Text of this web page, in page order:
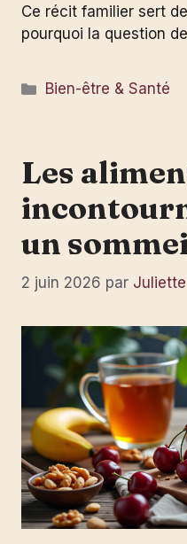
Ce récit familier sert
pourquoi la question
Catégories
Bien-être & Santé
Les
un
2 juin 2026 par